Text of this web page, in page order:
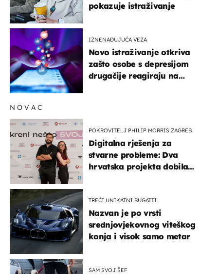
pokazuje istraživanje
IZNENAĐUJUĆA VEZA
Novo istraživanje otkriva
zašto osobe s depresijom
drugačije reagiraju na
NOVAC
POKROVITELJ PHILIP MORRIS ZAGREB
Digitalna rješenja za
stvarne probleme: Dva
hrvatska projekta dobila
TREĆI UNIKATNI BUGATTI
Nazvan je po vrsti
srednjovjekovnog viteškog
konja i visok samo metar
SAM SVOJ ŠEF